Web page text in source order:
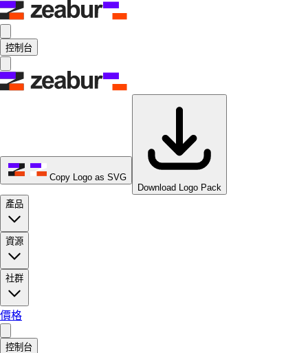
控制台
Copy Logo as SVG
Download Logo Pack
產品
資源
社群
價格
控制台